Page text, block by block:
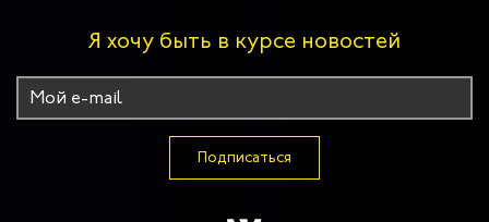
Я хочу быть в курсе новостей
Подписаться